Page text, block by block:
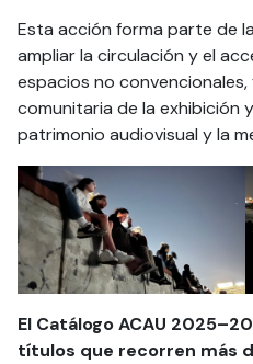
Esta acción forma parte de
ampliar la circulación y el
espacios no
comunitaria de la exhibición
patrimonio audiovisual y la
El Catálogo ACAU
títulos que recorren más